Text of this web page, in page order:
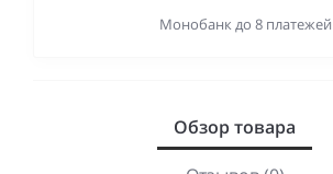
Монобанк до 8 платежей
Обзор товара